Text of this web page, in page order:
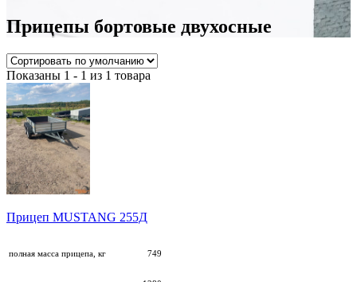
Прицепы бортовые двухосные
Показаны 1 - 1 из 1 товара
Прицеп MUSTANG 255Д
полная масса прицепа, кг 749